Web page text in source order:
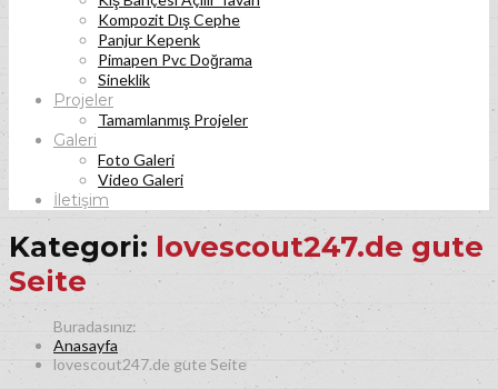
Kompozit Dış Cephe
Panjur Kepenk
Pimapen Pvc Doğrama
Sineklik
Projeler
Tamamlanmış Projeler
Galeri
Foto Galeri
Video Galeri
İletişim
Kategori: lovescout247.de gute
Seite
Anasayfa
lovescout247.de gute Seite